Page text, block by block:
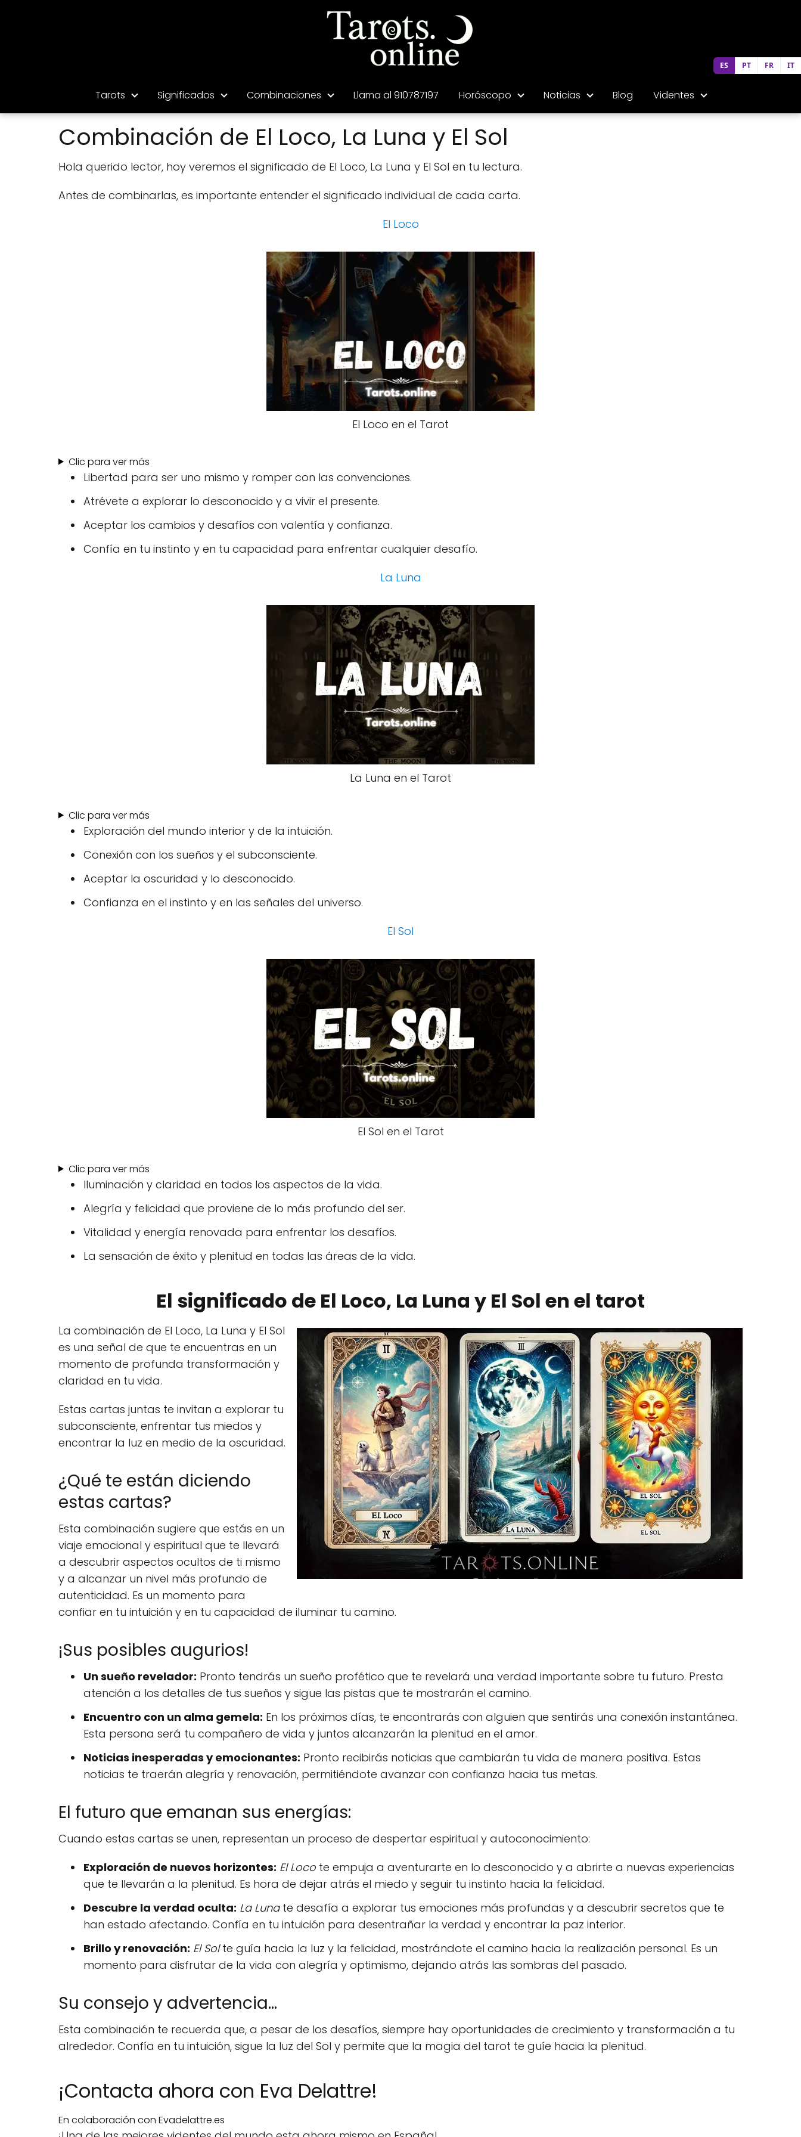
Tarots Significados Combinaciones Llama al 910787197 Horóscopo Noticias Blog Videntes
Combinación de El Loco, La Luna y El Sol
Hola querido lector, hoy veremos el significado de El Loco, La Luna y El Sol en tu lectura.
Antes de combinarlas, es importante entender el significado individual de cada carta.
El Loco
El Loco en el Tarot
Clic para ver más
Libertad para ser uno mismo y romper con las convenciones.
Atrévete a explorar lo desconocido y a vivir el presente.
Aceptar los cambios y desafíos con valentía y confianza.
Confía en tu instinto y en tu capacidad para enfrentar cualquier desafío.
La Luna
La Luna en el Tarot
Clic para ver más
Exploración del mundo interior y de la intuición.
Conexión con los sueños y el subconsciente.
Aceptar la oscuridad y lo desconocido.
Confianza en el instinto y en las señales del universo.
El Sol
El Sol en el Tarot
Clic para ver más
Iluminación y claridad en todos los aspectos de la vida.
Alegría y felicidad que proviene de lo más profundo del ser.
Vitalidad y energía renovada para enfrentar los desafíos.
La sensación de éxito y plenitud en todas las áreas de la vida.
El significado de El Loco, La Luna y El Sol en el tarot
La combinación de El Loco, La Luna y El Sol
es una señal de que te encuentras en un
momento de profunda transformación y
claridad en tu vida.
Estas cartas juntas te invitan a explorar tu
subconsciente, enfrentar tus miedos y
encontrar la luz en medio de la oscuridad.
¿Qué te están diciendo
estas cartas?
Esta combinación sugiere que estás en un
viaje emocional y espiritual que te llevará
a descubrir aspectos ocultos de ti mismo
y a alcanzar un nivel más profundo de
autenticidad. Es un momento para
confiar en tu intuición y en tu capacidad de iluminar tu camino.
¡Sus posibles augurios!
Un sueño revelador: Pronto tendrás un sueño profético que te revelará una verdad importante sobre tu futuro. Presta
atención a los detalles de tus sueños y sigue las pistas que te mostrarán el camino.
Encuentro con un alma gemela: En los próximos días, te encontrarás con alguien que sentirás una conexión instantánea.
Esta persona será tu compañero de vida y juntos alcanzarán la plenitud en el amor.
Noticias inesperadas y emocionantes: Pronto recibirás noticias que cambiarán tu vida de manera positiva. Estas
noticias te traerán alegría y renovación, permitiéndote avanzar con confianza hacia tus metas.
El futuro que emanan sus energías:
Cuando estas cartas se unen, representan un proceso de despertar espiritual y autoconocimiento:
Exploración de nuevos horizontes: El Loco te empuja a aventurarte en lo desconocido y a abrirte a nuevas experiencias
que te llevarán a la plenitud. Es hora de dejar atrás el miedo y seguir tu instinto hacia la felicidad.
Descubre la verdad oculta: La Lunate desafía a explorar tus emociones más profundas y a descubrir secretos que te
han estado afectando. Confía en tu intuición para desentrañar la verdad y encontrar la paz interior.
Brillo y renovación: El Solte guía hacia la luz y la felicidad, mostrándote el camino hacia la realización personal. Es un
momento para disfrutar de la vida con alegría y optimismo, dejando atrás las sombras del pasado.
Su consejo y advertencia...
Esta combinación te recuerda que, a pesar de los desafíos, siempre hay oportunidades de crecimiento y transformación a tu
alrededor. Confía en tu intuición, sigue la luz del Sol y permite que la magia del tarot te guíe hacia la plenitud.
¡Contacta ahora con Eva Delattre!
En colaboración con Evadelattre.es
ES PT FR IT